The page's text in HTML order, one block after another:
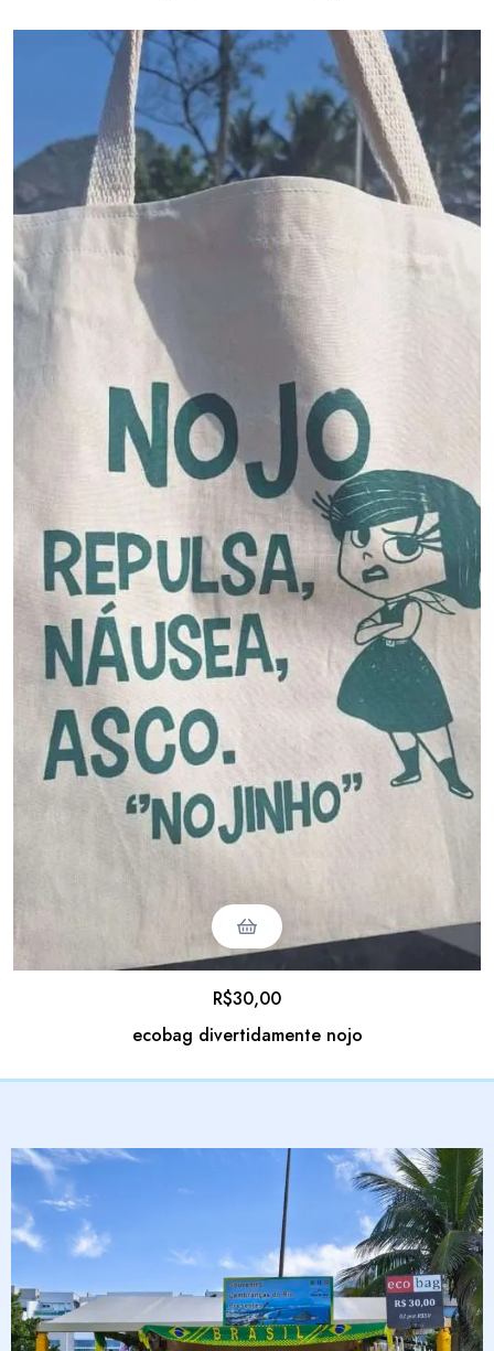
ecobag divertidamente nojo
R$30,00